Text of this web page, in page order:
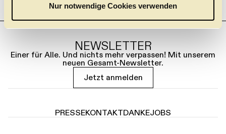
l
Nur notwendige Cookies verwenden
NEWSLETTER
Einer für Alle. Und nichts mehr verpassen! Mit unserem
neuen Gesamt-Newsletter.
Jetzt anmelden
PRESSEKONTAKTDANKEJOBS